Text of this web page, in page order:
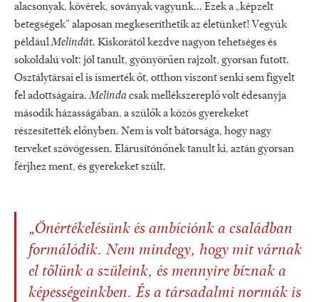
alacsonyak, kövérek, soványak vagyunk... Ezek a „képzelt
betegségek” alaposan megkeseríthetik az életünket! Vegyük
példáulMelindát. Kiskorától kezdve nagyon tehetséges és
sokoldalú volt: jól tanult, gyönyörűen rajzolt, gyorsan futott.
Osztálytársai el is ismerték őt, otthon viszont senki sem figyelt
fel adottságaira.Melindacsak mellékszereplő volt édesanyja
második házasságában, a szülők a közös gyerekeket
részesítették előnyben. Nem is volt bátorsága, hogy nagy
terveket szövögessen. Elárusítónőnek tanult ki, aztán gyorsan
férjhez ment, és gyerekeket szült.
„Önértékelésünk és ambíciónk a családban
formálódik. Nem mindegy, hogy mit várnak
el tőlünk a szüleink, és mennyire bíznak a
képességeinkben. És a társadalmi normák is